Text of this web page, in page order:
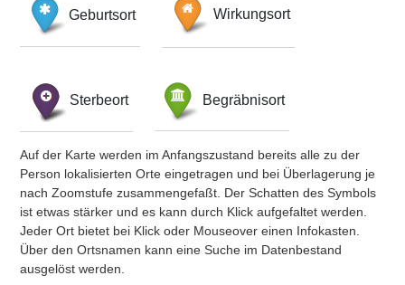
Geburtsort Wirkungsort
Sterbeort Begräbnisort
Auf der Karte werden im Anfangszustand bereits alle zu der
Person lokalisierten Orte eingetragen und bei Überlagerung je
nach Zoomstufe zusammengefaßt. Der Schatten des Symbols
ist etwas stärker und es kann durch Klick aufgefaltet werden.
Jeder Ort bietet bei Klick oder Mouseover einen Infokasten.
Über den Ortsnamen kann eine Suche im Datenbestand
ausgelöst werden.